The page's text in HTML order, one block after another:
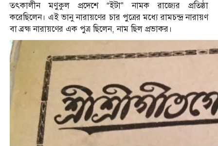
তৎকালীন মণুকুল প্রদেশে “ইটা” নামক রাজ্যের প্রতিষ্ঠা
করেছিলেন। এই ভানু নারায়ণের চার পুত্রের মধ্যে রামচন্দ্র নারায়ণ
বা ব্রহ্ম নারায়ণের এক পুত্র ছিলেন, নাম ছিল প্রভাকর।